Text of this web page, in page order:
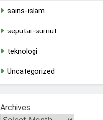
sains-islam
seputar-sumut
teknologi
Uncategorized
Archives